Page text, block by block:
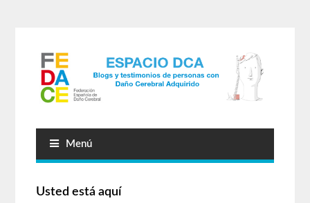
Menú
Usted está aquí